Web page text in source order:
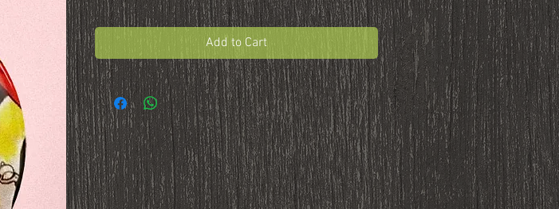
Add to Cart